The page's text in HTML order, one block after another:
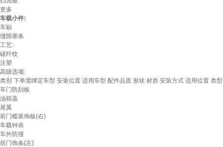
更多
车载小件:
车贴
缝隙塞条
工艺:
碳纤纹
注塑
高级选项:
类别 下单需绑定车型 安装位置 适用车型 配件品质 形状 材质 安装方式 适用位置 类型
车门防刮板
油箱盖
尾翼
前门槛装饰板(右)
车载钟表
车外防撞
前门饰条(左)